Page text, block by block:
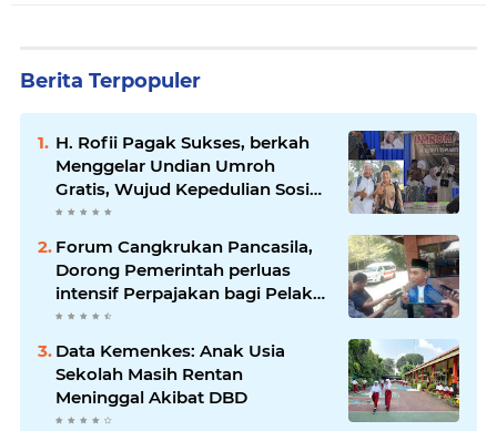
Berita Terpopuler
H. Rofii Pagak Sukses, berkah
Menggelar Undian Umroh
Gratis, Wujud Kepedulian Sosial
berbagi.
Forum Cangkrukan Pancasila,
Dorong Pemerintah perluas
intensif Perpajakan bagi Pelaku
Usaha UMKM.
Data Kemenkes: Anak Usia
Sekolah Masih Rentan
Meninggal Akibat DBD